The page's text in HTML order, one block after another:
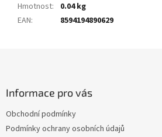
Hmotnost:
0.04 kg
EAN: 8594194890629
Informace pro vás
Obchodní podmínky
Podmínky ochrany osobních údajů